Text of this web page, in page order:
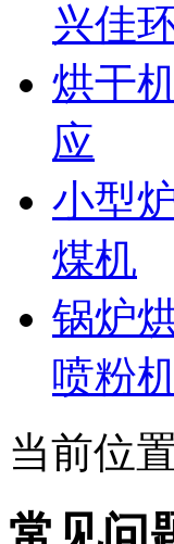
兴佳
烘干
应
小型
煤机
锅炉
喷粉
当前位